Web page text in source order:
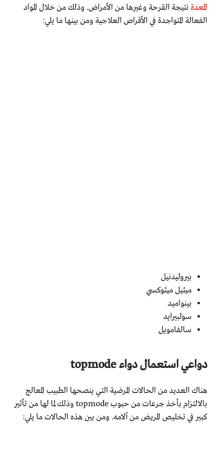
المعدة نتيجة القرحة وغيرها من الأمراض. وذلك من خلال المواد
الفعالة المتواجدة في الأقراص العلاجية ومن بينها ما يلي:
بيروليدنيل
ميثيل ميثوكسي
بينواميد
سولبيرايد
سالفامويل
دواعي استعمال دواء topmode
هناك العديد من الحالات المرضية التي ينصحها الطبيب المعالج
بالالتزام بأخذ جرعات من حبوب topmode وذلك لما لها من تأثير
كبير في تخليص المريض من آلامه. ومن بين هذه الحالات ما يلي: